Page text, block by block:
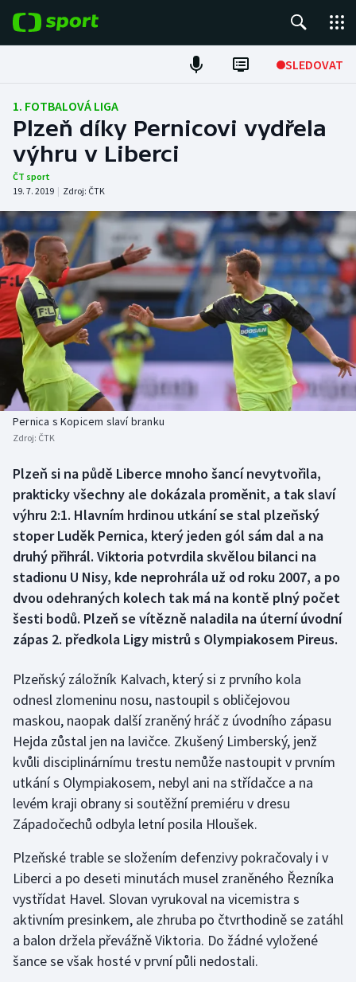
SLEDOVAT
Fotbal
Hokej
Tenis
Atletika
Cyklistika
DALŠÍ SPORTY
Americký fotbal
Baseball a softbal
Basketbal
Biatlon
Boby a skeleton
Box
Curling
Dostihy
Florbal
Futsal
Golf
Gymnastika
Házená
Jezdectví
Judo
Krasobruslení
Lezení
NEPŘEHLÉDNĚTE
Soutěže
Historické návraty
Aplikace ČT sport
AZ kvíz
1. FOTBALOVÁ LIGA
Plzeň díky Pernicovi vydřela
výhru v Liberci
ČT sport
19. 7. 2019 | Zdroj: ČTK
Pernica s Kopicem slaví branku
Zdroj: ČTK
Plzeň si na půdě Liberce mnoho šancí nevytvořila,
prakticky všechny ale dokázala proměnit, a tak slaví
výhru 2:1. Hlavním hrdinou utkání se stal plzeňský
stoper Luděk Pernica, který jeden gól sám dal a na
druhý přihrál. Viktoria potvrdila skvělou bilanci na
stadionu U Nisy, kde neprohrála už od roku 2007, a po
dvou odehraných kolech tak má na kontě plný počet
šesti bodů. Plzeň se vítězně naladila na úterní úvodní
zápas 2. předkola Ligy mistrů s Olympiakosem Pireus.
Plzeňský záložník Kalvach, který si z prvního kola
odnesl zlomeninu nosu, nastoupil s obličejovou
maskou, naopak další zraněný hráč z úvodního zápasu
Hejda zůstal jen na lavičce. Zkušený Limberský, jenž
kvůli disciplinárnímu trestu nemůže nastoupit v prvním
utkání s Olympiakosem, nebyl ani na střídačce a na
levém kraji obrany si soutěžní premiéru v dresu
Západočechů odbyla letní posila Hloušek.
Plzeňské trable se složením defenzivy pokračovaly i v
Liberci a po deseti minutách musel zraněného Řezníka
vystřídat Havel. Slovan vyrukoval na vicemistra s
aktivním presinkem, ale zhruba po čtvrthodině se zatáhl
a balon držela převážně Viktoria. Do žádné vyložené
šance se však hosté v první půli nedostali.